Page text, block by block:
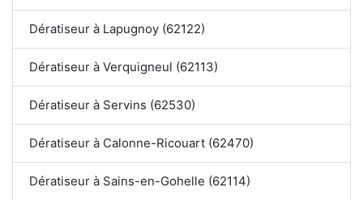
Dératiseur à Lapugnoy (62122)
Dératiseur à Verquigneul (62113)
Dératiseur à Servins (62530)
Dératiseur à Calonne-Ricouart (62470)
Dératiseur à Sains-en-Gohelle (62114)